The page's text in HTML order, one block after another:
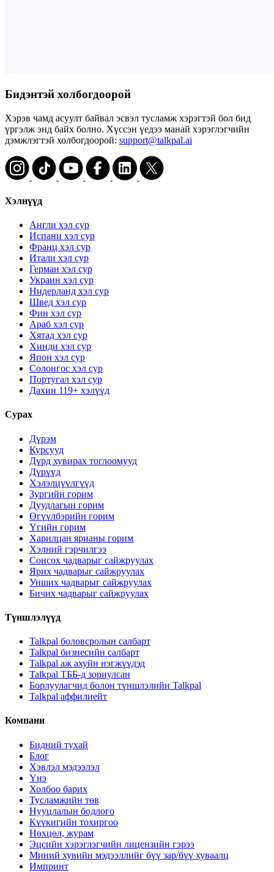
Бидэнтэй холбогдоорой
Хэрэв чамд асуулт байвал эсвэл тусламж хэрэгтэй бол бид
үргэлж энд байх болно. Хүссэн үедээ манай хэрэглэгчийн
дэмжлэгтэй холбогдоорой: support@talkpal.ai
Хэлнүүд
Англи хэл сур
Испани хэл сур
Франц хэл сур
Итали хэл сур
Герман хэл сур
Украин хэл сур
Нидерланд хэл сур
Швед хэл сур
Фин хэл сур
Араб хэл сур
Хятад хэл сур
Хинди хэл сур
Япон хэл сур
Солонгос хэл сур
Португал хэл сур
Дахин 119+ хэлүүд
Сурах
Дүрэм
Курсууд
Дүрд хувирах тоглоомууд
Дүрүүд
Хэлэлцүүлгүүд
Зургийн горим
Дуудлагын горим
Өгүүлбэрийн горим
Үгийн горим
Харилцан ярианы горим
Хэлний гэрчилгээ
Сонсох чадварыг сайжруулах
Ярих чадварыг сайжруулах
Унших чадварыг сайжруулах
Бичих чадварыг сайжруулах
Түншлэлүүд
Talkpal боловсролын салбарт
Talkpal бизнесийн салбарт
Talkpal аж ахуйн нэгжүүдэд
Talkpal ТББ-д зориулсан
Борлуулагчид болон түншлэлийн Talkpal
Talkpal аффилиейт
Компани
Бидний тухай
Блог
Хэвлэл мэдээлэл
Үнэ
Холбоо барих
Тусламжийн төв
Нууцлалын бодлого
Күүкигийн тохиргоо
Нөхцөл, журам
Эцсийн хэрэглэгчийн лицензийн гэрээ
Миний хувийн мэдээллийг бүү зар/бүү хуваалц
Импринт